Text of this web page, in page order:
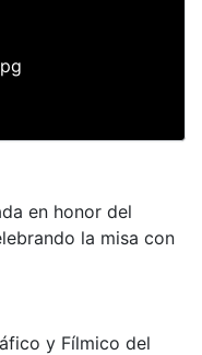
en honor del
la misa con
y Fílmico del